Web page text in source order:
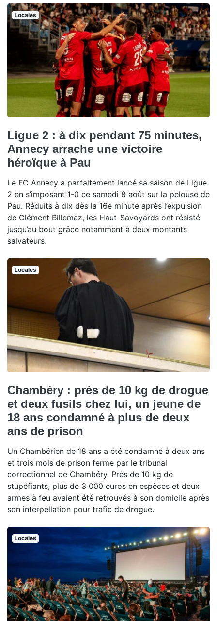
Locales
Ligue 2 : à dix pendant 75 minutes,
Annecy arrache une victoire
héroïque à Pau
Le FC Annecy a parfaitement lancé sa saison de Ligue
2 en s’imposant 1-0 ce samedi 8 août sur la pelouse de
Pau. Réduits à dix dès la 16e minute après l’expulsion
de Clément Billemaz, les Haut-Savoyards ont résisté
jusqu’au bout grâce notamment à deux montants
salvateurs.
Locales
Chambéry : près de 10 kg de drogue
et deux fusils chez lui, un jeune de
18 ans condamné à plus de deux
ans de prison
Un Chambérien de 18 ans a été condamné à deux ans
et trois mois de prison ferme par le tribunal
correctionnel de Chambéry. Près de 10 kg de
stupéfiants, plus de 3 000 euros en espèces et deux
armes à feu avaient été retrouvés à son domicile après
son interpellation pour trafic de drogue.
Locales